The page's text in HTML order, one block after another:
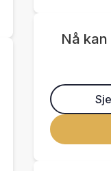
Nå